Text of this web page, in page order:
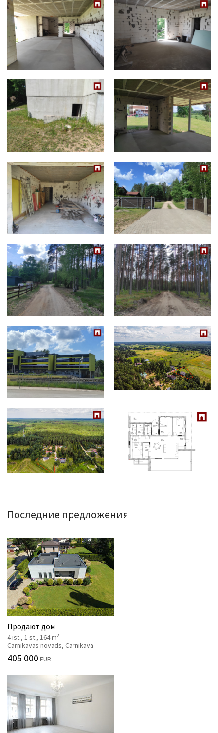
Последние предложения
Продают дом
4 ist., 1 st., 164 m2
Carnikavas novads, Carnikava
405 000 EUR